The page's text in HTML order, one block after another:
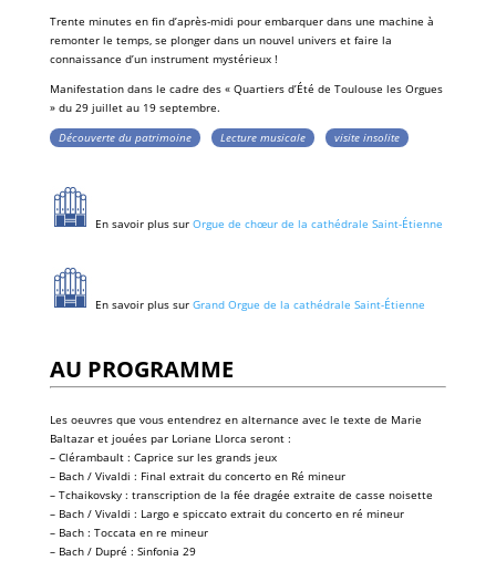
Trente minutes en fin d’après-midi pour embarquer dans une machine à
remonter le temps, se plonger dans un nouvel univers et faire la
connaissance d’un instrument mystérieux !
Manifestation dans le cadre des « Quartiers d’Été de Toulouse les Orgues
» du 29 juillet au 19 septembre.
Découverte du patrimoine
Lecture musicale visite insolite
En savoir plus sur Orgue de chœur de la cathédrale Saint-Étienne
En savoir plus sur Grand Orgue de la cathédrale Saint-Étienne
AU PROGRAMME
Les oeuvres que vous entendrez en alternance avec le texte de Marie
Baltazar et jouées par Loriane Llorca seront :
– Clérambault : Caprice sur les grands jeux
– Bach / Vivaldi : Final extrait du concerto en Ré mineur
– Tchaikovsky : transcription de la fée dragée extraite de casse noisette
– Bach / Vivaldi : Largo e spiccato extrait du concerto en ré mineur
– Bach : Toccata en re mineur
– Bach / Dupré : Sinfonia 29